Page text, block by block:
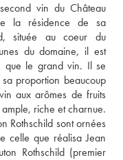
vin du Château
la résidence de sa
située au coeur du
du domaine, il est
que le grand vin. Il se
proportion beaucoup
aux arômes de fruits
riche et charnue.
Rothschild sont ornées
celle que réalisa Jean
Rothschild (premier